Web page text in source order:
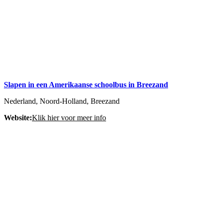
Slapen in een Amerikaanse schoolbus in Breezand
Nederland, Noord-Holland, Breezand
Website:Klik hier voor meer info